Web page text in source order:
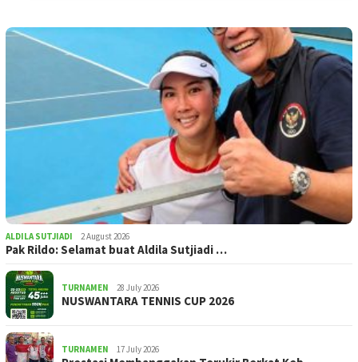
ALDILA SUTJIADI 2 August 2026
Pak Rildo: Selamat buat Aldila Sutjiadi …
TURNAMEN 28 July 2026
NUSWANTARA TENNIS CUP 2026
TURNAMEN 17 July 2026